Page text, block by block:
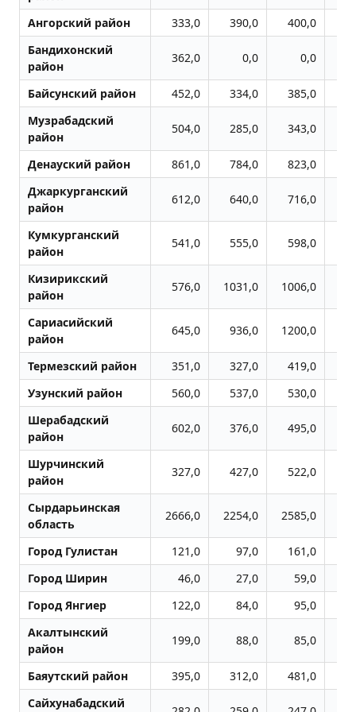
Ангорский район 333,0 390,0 400,0
Бандихонский
район
362,0 0,0 0,0
Байсунский район 452,0 334,0 385,0
Музрабадский
район
504,0 285,0 343,0
Денауский район 861,0 784,0 823,0
Джаркурганский
район
612,0 640,0 716,0
Кумкурганский
район
541,0 555,0 598,0
Кизирикский
район
576,0 1031,0 1006,0
Сариасийский
район
645,0 936,0 1200,0
Термезский район 351,0 327,0 419,0
Узунский район
560,0 537,0 530,0
Шерабадский
район
602,0 376,0 495,0
Шурчинский
район
327,0 427,0 522,0
Сырдарьинская
область
2666,0 2254,0 2585,0
Город Гулистан 121,0 97,0 161,0
Город Ширин
46,0 27,0 59,0
Город Янгиер
122,0 84,0 95,0
Акалтынский
район
199,0 88,0 85,0
Баяутский район 395,0 312,0 481,0
Сайхунабадский